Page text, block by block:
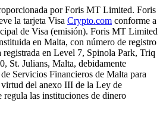
por Foris MT Limited. Foris
la tarjeta Visa Crypto.com conforme a
de Visa (emisión). Foris MT Limited
en Malta, con número de registro
en Level 7, Spinola Park, Triq
St. Julians, Malta, debidamente
Servicios Financieros de Malta para
del anexo III de la Ley de
las instituciones de dinero